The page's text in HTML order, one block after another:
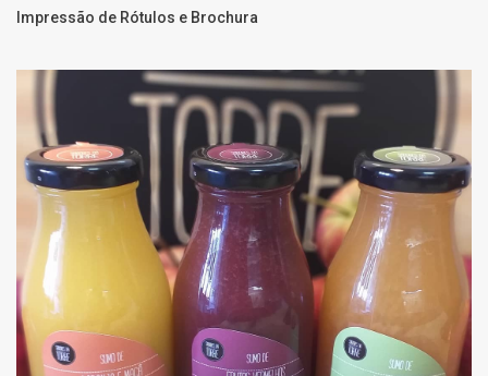
Impressão de Rótulos e Brochura